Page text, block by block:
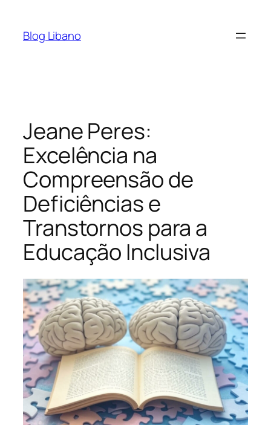
Blog Libano
Jeane Peres:
Excelência na
Compreensão de
Deficiências e
Transtornos para a
Educação Inclusiva